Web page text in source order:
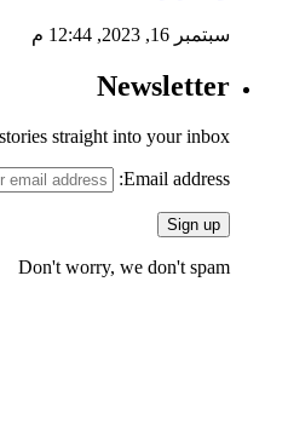
سبتمبر 16, 2023, 12:44 م
Newsletter
straight into your inbox!
Email address:
Don't worry, we don't spam